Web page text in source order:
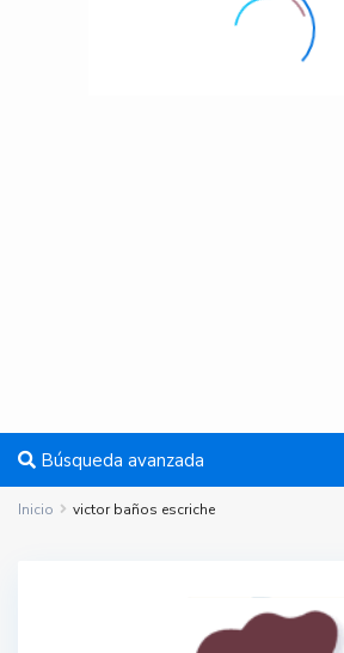
Búsqueda avanzada
Inicio victor baños escriche